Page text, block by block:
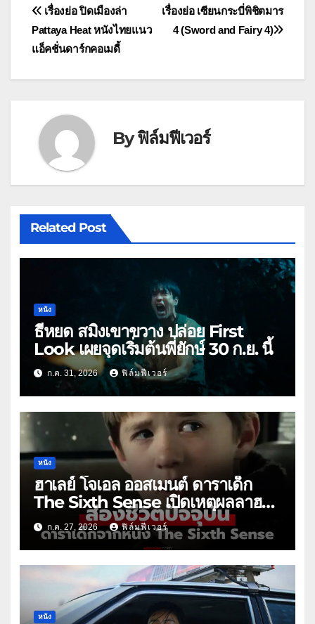
แนะแนว
เรื่อง
เรื่องย่อ เซียนกระบี่พิชิตมาร
4 (Sword and Fairy 4)
เรื่องย่อ ปิดเมืองล่า
Pattaya Heat หนังไทยแนว
แอ็คชั่นดาร์กคอเมดี้
Byฟิล์มฟีเวอร์
Related Post
หนัง
ธี่หยด สมิงเขาขวาง ปล่อย First
Look เผยจุดเริ่มต้นพี่ยักษ์ 30 ก.ย. นี้
ก.ค. 31, 2026 ฟิล์มฟีเวอร์
หนัง
ฮาเลย์ โจเอล ออสเมนต์ ดาราเด็ก
The Sixth Sense เปิดเหตุผลลาฮอล
ลีวูดก.ค. 27, 2026 ฟิล์มฟีเวอร์
หนัง